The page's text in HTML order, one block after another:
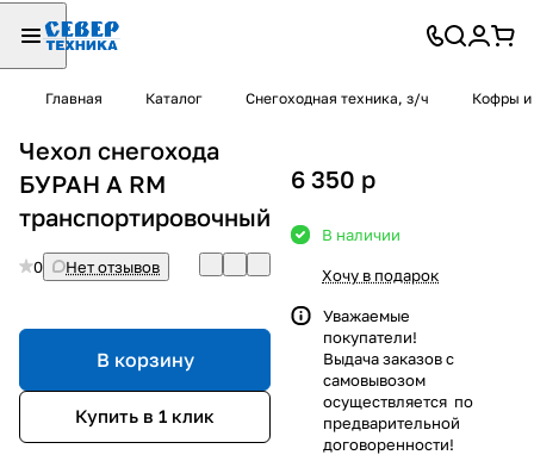
Главная Каталог Снегоходная техника, з/ч Кофры и
Чехол снегохода
БУРАН А RM
транспортировочный
0 Нет отзывов
В корзину
Купить в 1 клик
6 350 p
В наличии
Хочу в подарок
Уважаемые
покупатели!
Выдача заказов с
самовывозом
осуществляется по
предварительной
договоренности!